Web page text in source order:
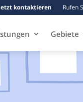
kontaktieren Rufen
Gebiete